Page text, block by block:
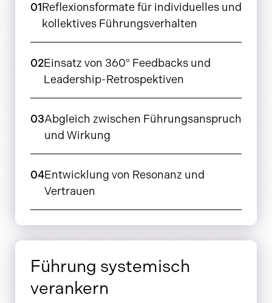
01Reflexionsformate für individuelles und
kollektives Führungsverhalten
02Einsatz von 360° Feedbacks und
Leadership-Retrospektiven
03Abgleich zwischen Führungsanspruch
und Wirkung
04Entwicklung von Resonanz und
Vertrauen
Führung systemisch
verankern